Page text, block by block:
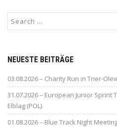
NEUESTE BEITRÄGE
03.08.2026 – Charity Run in Trier-
31.07.2026 – European Junior
Elblag (POL)
01.08.2026 – Blue Track Night